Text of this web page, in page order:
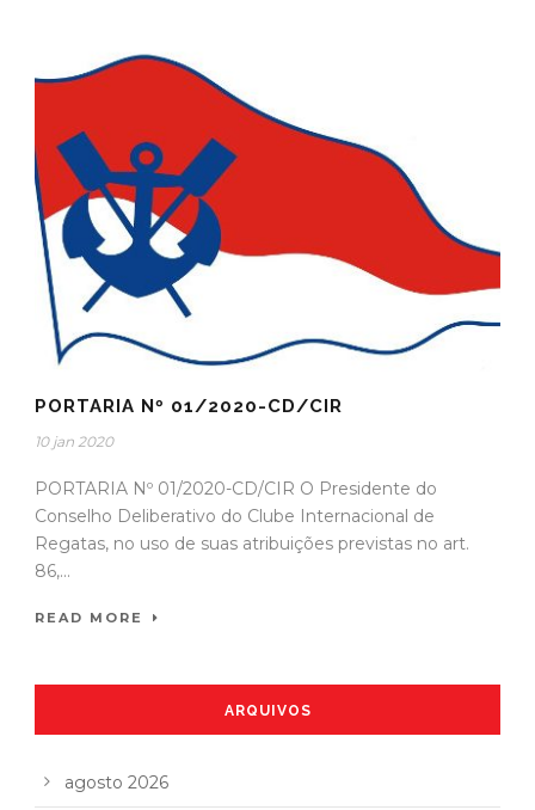
PORTARIA Nº 01/2020-CD/CIR
10 jan 2020
PORTARIA Nº 01/2020-CD/CIR O Presidente do
Conselho Deliberativo do Clube Internacional de
Regatas, no uso de suas atribuições previstas no art.
86,...
READ MORE
ARQUIVOS
agosto 2026